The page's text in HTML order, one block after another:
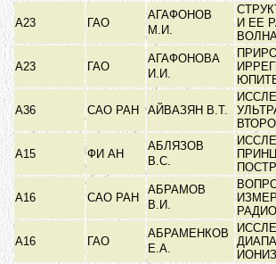
А23 ГАО
АГАФОНОВ
М.И.
И ЕЕ
А23 ГАО
АГАФОНОВА
И.И.
А36 САО РАН АЙВАЗЯН В.Т.
А15 ФИ АН
АБЛЯЗОВ
В.С.
А16 САО РАН
АБРАМОВ
В.И.
А16 ГАО
АБРАМЕНКОВ
Е.А.